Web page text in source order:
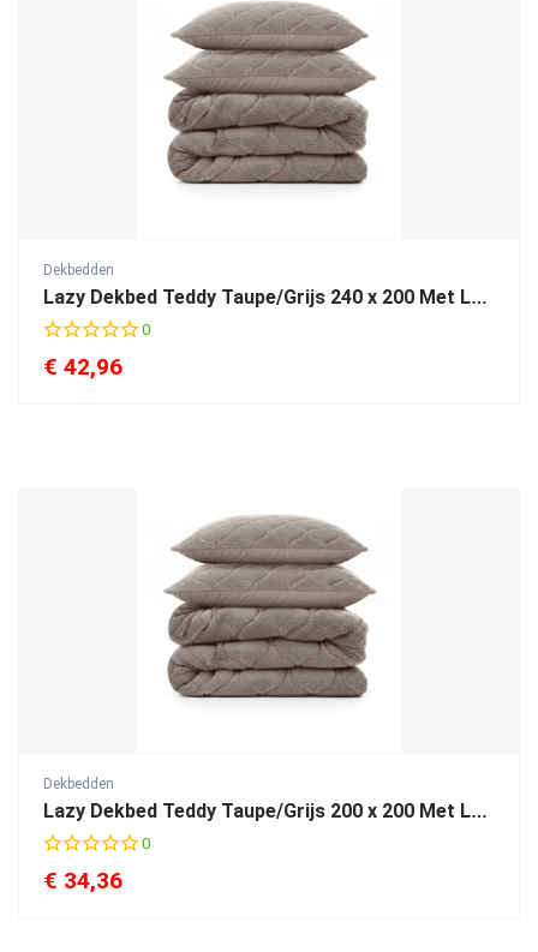
Dekbedden
Lazy Dekbed Teddy Taupe/Grijs 240 x 200 Met Luxe Kussenslopen
0
€ 42,96
Dekbedden
Lazy Dekbed Teddy Taupe/Grijs 200 x 200 Met Luxe Kussenslopen
0
€ 34,36